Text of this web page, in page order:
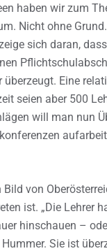
haben wir zum
Nicht ohne
sich daran,
überzeugt. Eine
seien aber 500
will man nun
von
ist. „Die Lehrer
hinschauen –
Sie ist